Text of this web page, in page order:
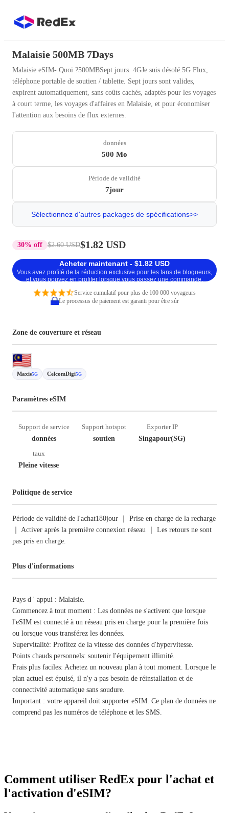
Malaisie 500MB 7Days
Malaisie eSIM- Quoi ?500MBSept jours. 4GJe suis désolé.5G Flux,
téléphone portable de soutien / tablette. Sept jours sont valides,
expirent automatiquement, sans coûts cachés, adaptés pour les voyages
à court terme, les voyages d'affaires en Malaisie, et pour économiser
l'attention aux besoins de flux externes.
données
500 Mo
Période de validité
7jour
Sélectionnez d'autres packages de spécifications>>
30% off $2.60 USD$1.82 USD
Acheter maintenant - $1.82 USD
Vous avez profité de la réduction exclusive pour les fans de blogueurs,
et vous pouvez en profiter lorsque vous passez une commande.
Service cumulatif pour plus de 100 000 voyageurs
Le processus de paiement est garanti pour être sûr
Zone de couverture et réseau
Maxis5G CelcomDigi5G
Paramètres eSIM
Support de service
données
Support hotspot
soutien
Exporter IP
Singapour(SG)
taux
Pleine vitesse
Politique de service
Période de validité de l'achat180jour ｜ Prise en charge de la recharge
｜ Activer après la première connexion réseau ｜ Les retours ne sont
pas pris en charge.
Plus d'informations
Pays d ' appui : Malaisie.
Commencez à tout moment : Les données ne s'activent que lorsque
l'eSIM est connecté à un réseau pris en charge pour la première fois
ou lorsque vous transférez les données.
Supervitalité: Profitez de la vitesse des données d'hypervitesse.
Points chauds personnels: soutenir l'équipement illimité.
Frais plus faciles: Achetez un nouveau plan à tout moment. Lorsque le
plan actuel est épuisé, il n'y a pas besoin de réinstallation et de
connectivité automatique sans soudure.
Important : votre appareil doit supporter eSIM. Ce plan de données ne
comprend pas les numéros de téléphone et les SMS.
Comment utiliser RedEx pour l'achat et
l'activation d'eSIM?